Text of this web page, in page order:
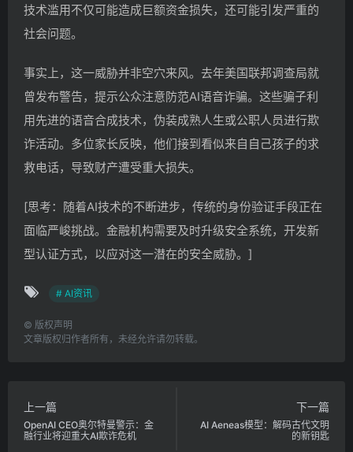
技术滥用不仅可能造成巨额资金损失，还可能引发严重的
社会问题。
事实上，这一威胁并非空穴来风。去年美国联邦调查局就
曾发布警告，提示公众注意防范AI语音诈骗。这些骗子利
用先进的语音合成技术，伪装成熟人生或公职人员进行欺
诈活动。多位家长反映，他们接到看似来自自己孩子的求
救电话，导致财产遭受重大损失。
[思考：随着AI技术的不断进步，传统的身份验证手段正在
面临严峻挑战。金融机构需要及时升级安全系统，开发新
型认证方式，以应对这一潜在的安全威胁。]
# AI资讯
© 版权声明
文章版权归作者所有，未经允许请勿转载。
上一篇
OpenAI CEO奥尔特曼警示：金
融行业将迎重大AI欺诈危机
下一篇
AI Aeneas模型：解码古代文明
的新钥匙